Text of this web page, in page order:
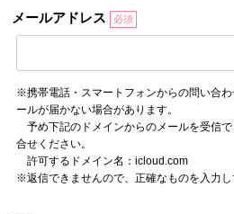
メールアドレス 必須
※携帯電話・スマートフォンからの問い合
ールが届かない場合があります。
予め下記のドメインからのメールを受信
合せください。
許可するドメイン名：icloud.com
※返信できませんので、正確なものを入力し